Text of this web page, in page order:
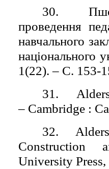
30.
проведення
навчального
національного
1(22). – С. 153-
31.
– Cambridge :
32.
Construction
University